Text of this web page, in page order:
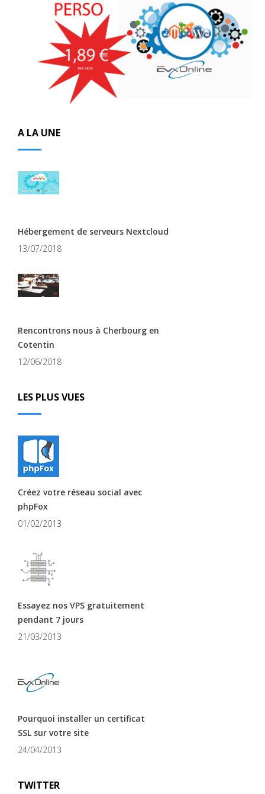
A LA UNE
Hébergement de serveurs Nextcloud
13/07/2018
Rencontrons nous à Cherbourg en
Cotentin
12/06/2018
LES PLUS VUES
Créez votre réseau social avec
phpFox
01/02/2013
Essayez nos VPS gratuitement
pendant 7 jours
21/03/2013
Pourquoi installer un certificat
SSL sur votre site
24/04/2013
TWITTER